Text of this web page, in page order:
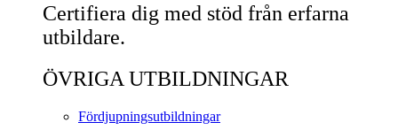
Certifiera dig med stöd från erfarna
utbildare.
ÖVRIGA UTBILDNINGAR
Fördjupningsutbildningar